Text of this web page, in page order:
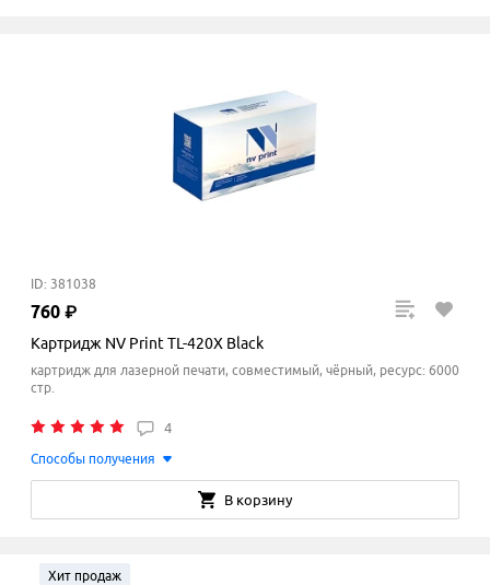
ID: 381038
760 ₽
Картридж NV Print TL-420X Black
картридж для лазерной печати, совместимый, чёрный, ресурс: 6000
стр.
4
Способы получения
В корзину
Хит продаж